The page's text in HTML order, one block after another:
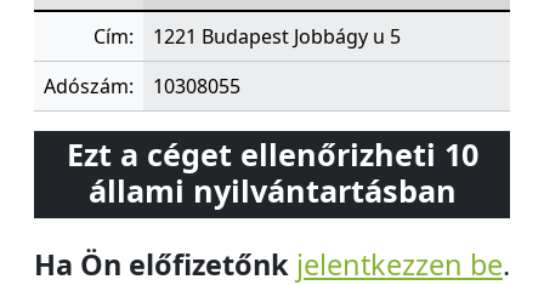
Cím:
1221 Budapest Jobbágy u 5
Adószám:
10308055
Ezt a céget ellenőrizheti 10
állami nyilvántartásban
Ha Ön előfizetőnk jelentkezzen be.